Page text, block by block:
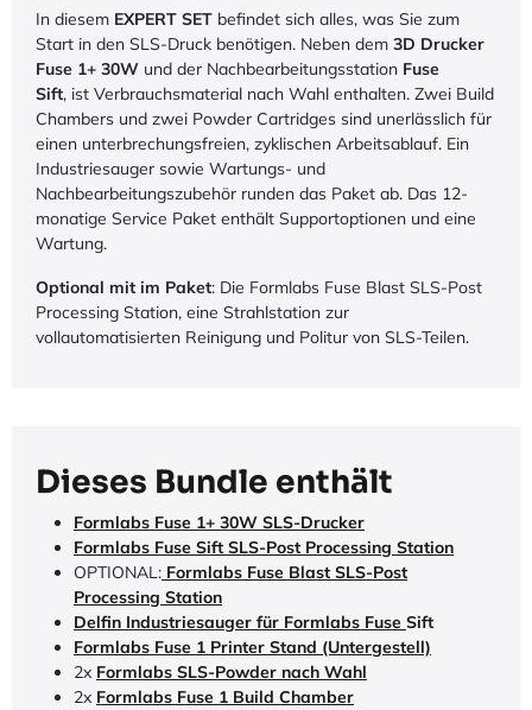
In diesem EXPERT SET befindet sich alles, was Sie zum
Start in den SLS-Druck benötigen. Neben dem 3D Drucker
Fuse 1+ 30W und der Nachbearbeitungsstation Fuse
Sift, ist Verbrauchsmaterial nach Wahl enthalten. Zwei Build
Chambers und zwei Powder Cartridges sind unerlässlich für
einen unterbrechungsfreien, zyklischen Arbeitsablauf. Ein
Industriesauger sowie Wartungs- und
Nachbearbeitungszubehör runden das Paket ab. Das 12-
monatige Service Paket enthält Supportoptionen und eine
Wartung.
Optional mit im Paket: Die Formlabs Fuse Blast SLS-Post
Processing Station, eine Strahlstation zur
vollautomatisierten Reinigung und Politur von SLS-Teilen.
Dieses Bundle enthält
Formlabs Fuse 1+ 30W SLS-Drucker
Formlabs Fuse Sift SLS-Post Processing Station
OPTIONAL: Formlabs Fuse Blast SLS-Post
Processing Station
Delfin Industriesauger für Formlabs Fuse Sift
Formlabs Fuse 1 Printer Stand (Untergestell)
2x Formlabs SLS-Powder nach Wahl
2x Formlabs Fuse 1 Build Chamber